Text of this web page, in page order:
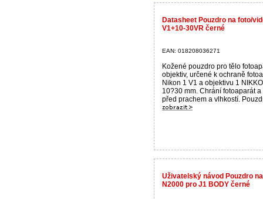
Datasheet Pouzdro na foto/
V1+10-30VR černé
EAN: 018208036271
Kožené pouzdro pro tělo
objektiv, určené k ochraně
Nikon 1 V1 a objektivu 1
10?30 mm. Chrání fotoaparát
před prachem a vlhkostí.
Uživatelský návod Pouzdro
N2000 pro J1 BODY černé